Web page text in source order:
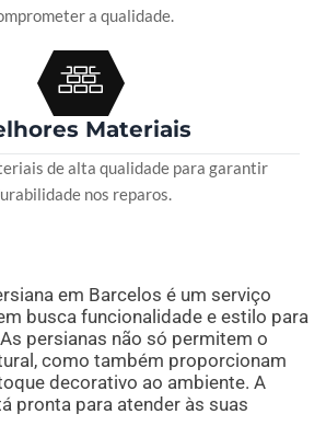
a qualidade.
Materiais
de alta qualidade para garantir
nos reparos.
em Barcelos é um serviço
busca funcionalidade e estilo para
persianas não só permitem o
como também proporcionam
decorativo ao ambiente. A
pronta para atender às suas